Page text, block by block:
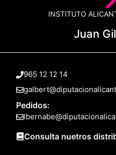
INSTITUTO
Juan
965 12 12 14
Pedidos:
Consulta nuetros